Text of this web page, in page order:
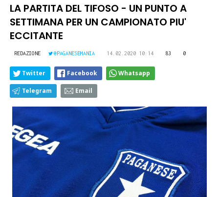
LA PARTITA DEL TIFOSO - UN PUNTO A
SETTIMANA PER UN CAMPIONATO PIU'
ECCITANTE
REDAZIONE @PAGANESEMANIA 14.02.2020 10:14 83 0
Twitter Facebook Whatsapp
Telegram Email